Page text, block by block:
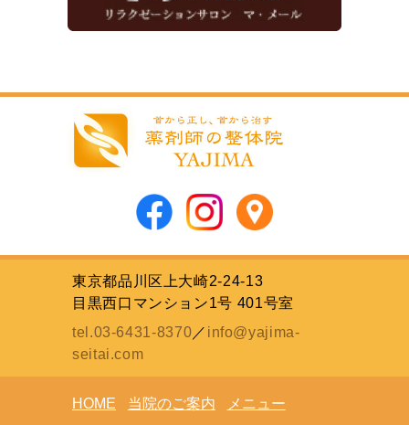
東京都品川区上大崎2-24-13
目黒西口マンション1号 401号室
tel.03-6431-8370／ info@yajima-
seitai.com
HOME 当院のご案内 メニュー